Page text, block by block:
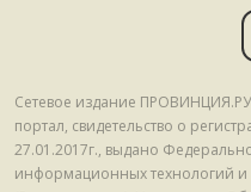
Сетевое издание
портал, свидетельство о
27.01.2017г., выдано
информационных технологий